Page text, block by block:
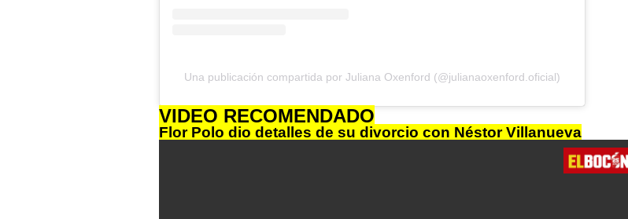
Una publicación compartida por Juliana Oxenford (@julianaoxenford.oficial)
VIDEO RECOMENDADO
Flor Polo dio detalles de su divorcio con Néstor Villanueva